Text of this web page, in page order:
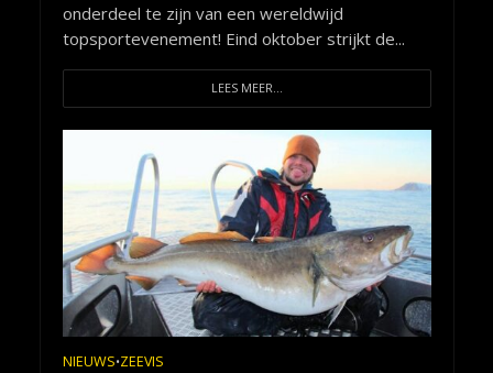
onderdeel te zijn van een wereldwijd
topsportevenement! Eind oktober strijkt de...
LEES MEER...
NIEUWS•ZEEVIS